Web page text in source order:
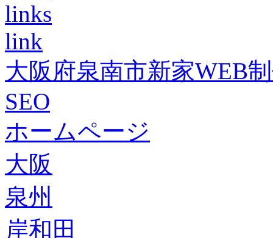
links
link
大阪府泉南市新家WEB
SEO
ホームページ
大阪
泉州
岸和田